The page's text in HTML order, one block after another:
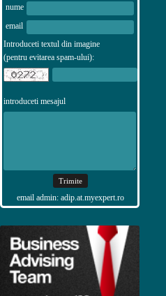
nume
email
Introduceti textul din imagine
(pentru evitarea spam-ului):
introduceti mesajul
email admin: adip.at.myexpert.ro